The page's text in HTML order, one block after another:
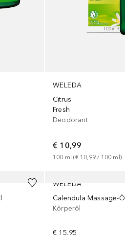
WELEDA
Citrus
Fresh
Deodorant
€ 10,99
100 ml (€ 10,99 / 100 ml)
WELEDA
Calendula Massage-Öl
Körperöl
€ 15,95